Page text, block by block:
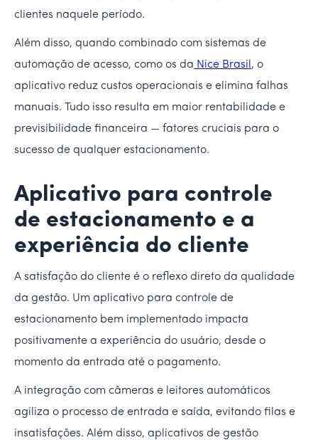
clientes naquele período.
Além disso, quando combinado com sistemas de
automação de acesso, como os da Nice Brasil , o
aplicativo reduz custos operacionais e elimina falhas
manuais. Tudo isso resulta em maior rentabilidade e
previsibilidade financeira — fatores cruciais para o
sucesso de qualquer estacionamento.
Aplicativo para controle
de estacionamento e a
experiência do cliente
A satisfação do cliente é o reflexo direto da qualidade
da gestão. Um aplicativo para controle de
estacionamento bem implementado impacta
positivamente a experiência do usuário, desde o
momento da entrada até o pagamento.
A integração com câmeras e leitores automáticos
agiliza o processo de entrada e saída, evitando filas e
insatisfações. Além disso, aplicativos de gestão